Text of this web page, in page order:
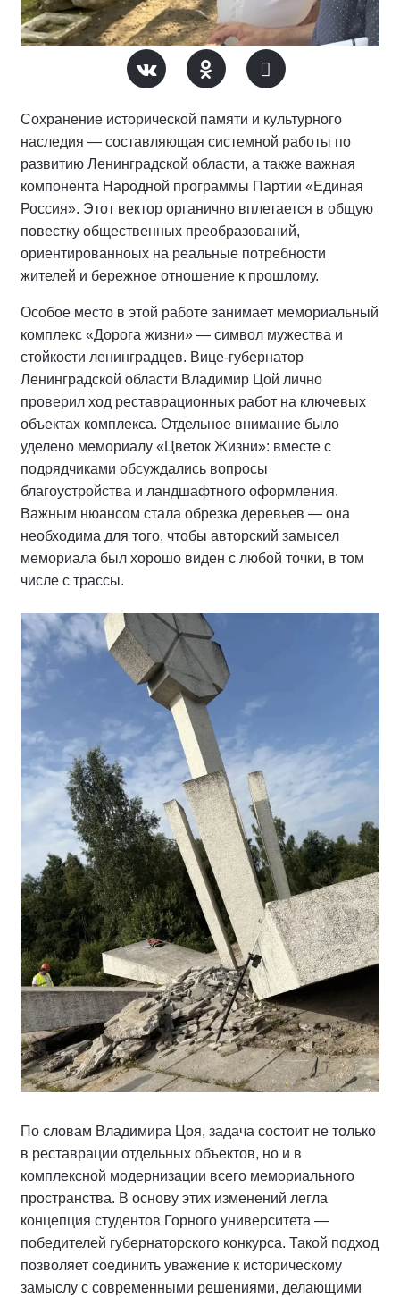
Сохранение исторической памяти и культурного
наследия — составляющая системной работы по
развитию Ленинградской области, а также важная
компонента Народной программы Партии «Единая
Россия». Этот вектор органично вплетается в общую
повестку общественных преобразований,
ориентированноых на реальные потребности
жителей и бережное отношение к прошлому.
Особое место в этой работе занимает мемориальный
комплекс «Дорога жизни» — символ мужества и
стойкости ленинградцев. Вице‑губернатор
Ленинградской области Владимир Цой лично
проверил ход реставрационных работ на ключевых
объектах комплекса. Отдельное внимание было
уделено мемориалу «Цветок Жизни»: вместе с
подрядчиками обсуждались вопросы
благоустройства и ландшафтного оформления.
Важным нюансом стала обрезка деревьев — она
необходима для того, чтобы авторский замысел
мемориала был хорошо виден с любой точки, в том
числе с трассы.
По словам Владимира Цоя, задача состоит не только
в реставрации отдельных объектов, но и в
комплексной модернизации всего мемориального
пространства. В основу этих изменений легла
концепция студентов Горного университета —
победителей губернаторского конкурса. Такой подход
позволяет соединить уважение к историческому
замыслу с современными решениями, делающими